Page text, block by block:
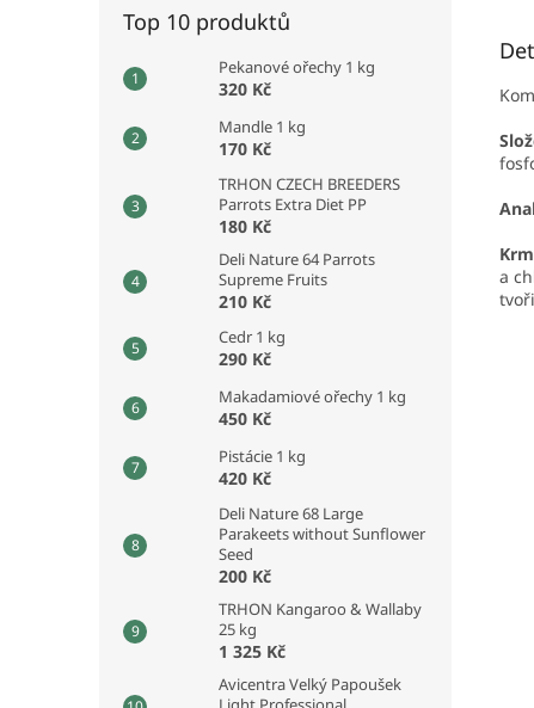
Top 10 produktů
Pekanové ořechy 1 kg
320 Kč
Mandle 1 kg
170 Kč
TRHON CZECH BREEDERS
Parrots Extra Diet PP
180 Kč
Deli Nature 64 Parrots
Supreme Fruits
210 Kč
Cedr 1 kg
290 Kč
Makadamiové ořechy 1 kg
450 Kč
Pistácie 1 kg
420 Kč
Deli Nature 68 Large
Parakeets without Sunflower
Seed
200 Kč
TRHON Kangaroo & Wallaby
25 kg
1 325 Kč
Avicentra Velký Papoušek
a